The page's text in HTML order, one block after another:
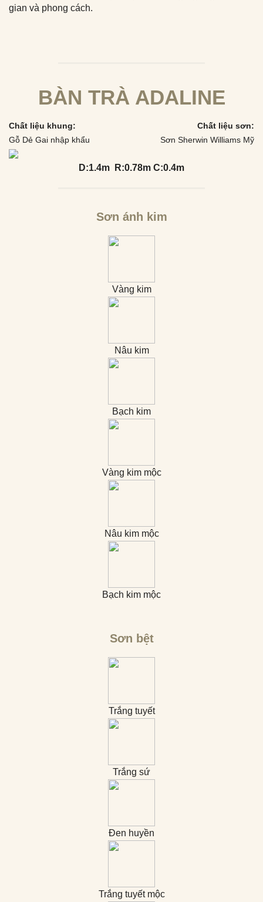
gian và phong cách.
BÀN TRÀ ADALINE
Chất liệu khung:
Gỗ Dẻ Gai nhập khẩu
Chất liệu sơn:
Sơn Sherwin Williams Mỹ
D:1.4m R:0.78m C:0.4m
Sơn ánh kim
Vàng kim
Nâu kim
Bạch kim
Vàng kim mộc
Nâu kim mộc
Bạch kim mộc
Sơn bệt
Trắng tuyết
Trắng sứ
Đen huyền
Trắng tuyết mộc